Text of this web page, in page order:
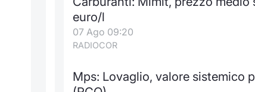
euro/l
07 Ago 09:20
RADIOCOR
Mps: Lovaglio, valore sistemico